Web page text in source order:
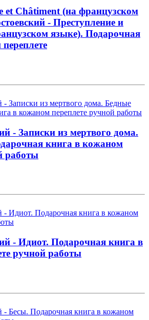
et Châtiment (на французском
- Преступление и
языке). Подарочная
- Записки из мертвого дома.
книга в кожаном
работы
- Идиот. Подарочная книга в
ручной работы